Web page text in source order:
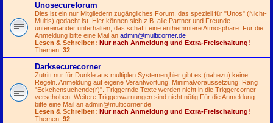
Unosecureforum
Dies ist ein nur Mitgliedern zugängliches Forum, das speziell für "Unos" (Nicht-
Multis) gedacht ist. Hier können sich z.B. alle Partner und Freunde
untereinander unterhalten, das schafft eine enthemmtere Atmosphäre. Für die
Anmeldung bitte eine Mail an admin@multicorner.de
Lesen & Schreiben: Nur nach Anmeldung und Extra-Freischaltung!
Themen: 32
Darksecurecorner
Zutritt nur für Dunkle aus multiplen Systemen,hier gibt es (nahezu) keine
Regeln. Anmeldung auf eigene Verantwortung, Minimalvoraussetzung: Rang
"Eckchensuchende(r)". Triggernde Texte werden nicht in die Triggercorner
verschoben. Weitere Triggerwarnungen sind nicht nötig.Für die Anmeldung
bitte eine Mail an admin@multicorner.de
Lesen & Schreiben: Nur nach Anmeldung und Extra-Freischaltung!
Themen: 92